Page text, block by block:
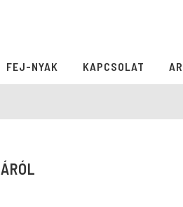
FEJ-NYAK KAPCSOLAT